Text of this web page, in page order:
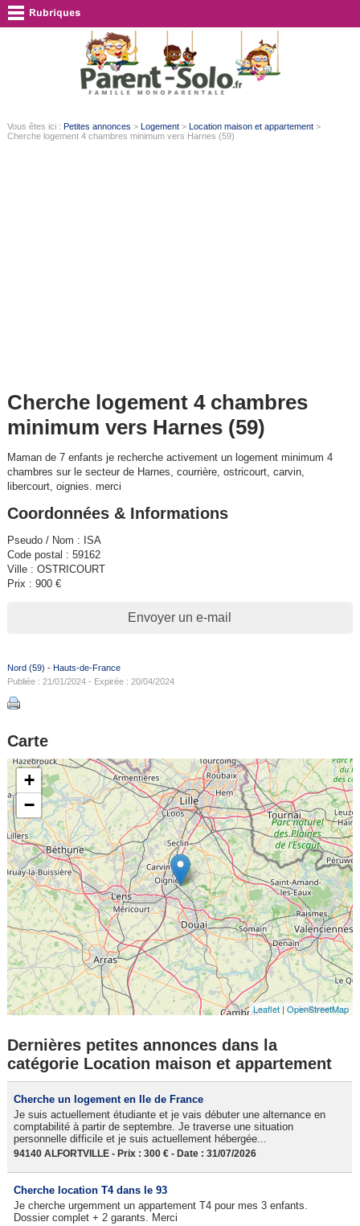
Vous êtes ici : Petites annonces > Logement> Location maison et appartement>
Cherche logement 4 chambres minimum vers Harnes (59)
Cherche logement 4 chambres
minimum vers Harnes (59)
Maman de 7 enfants je recherche activement un logement minimum 4
chambres sur le secteur de Harnes, courrière, ostricourt, carvin,
libercourt, oignies. merci
Coordonnées & Informations
Pseudo / Nom : ISA
Code postal : 59162
Ville : OSTRICOURT
Prix : 900 €
Envoyer un e-mail
Nord (59) - Hauts-de-France
Publiée : 21/01/2024 - Expirée : 20/04/2024
Carte
+
−
Leaflet |OpenStreetMap
Dernières petites annonces dans la
catégorie Location maison et appartement
Cherche un logement en Ile de France
Je suis actuellement étudiante et je vais débuter une alternance en
comptabilité à partir de septembre. Je traverse une situation
personnelle difficile et je suis actuellement hébergée...
94140 ALFORTVILLE - Prix : 300 € - Date : 31/07/2026
Cherche location T4 dans le 93
Je cherche urgemment un appartement T4 pour mes 3 enfants.
Dossier complet + 2 garants. Merci